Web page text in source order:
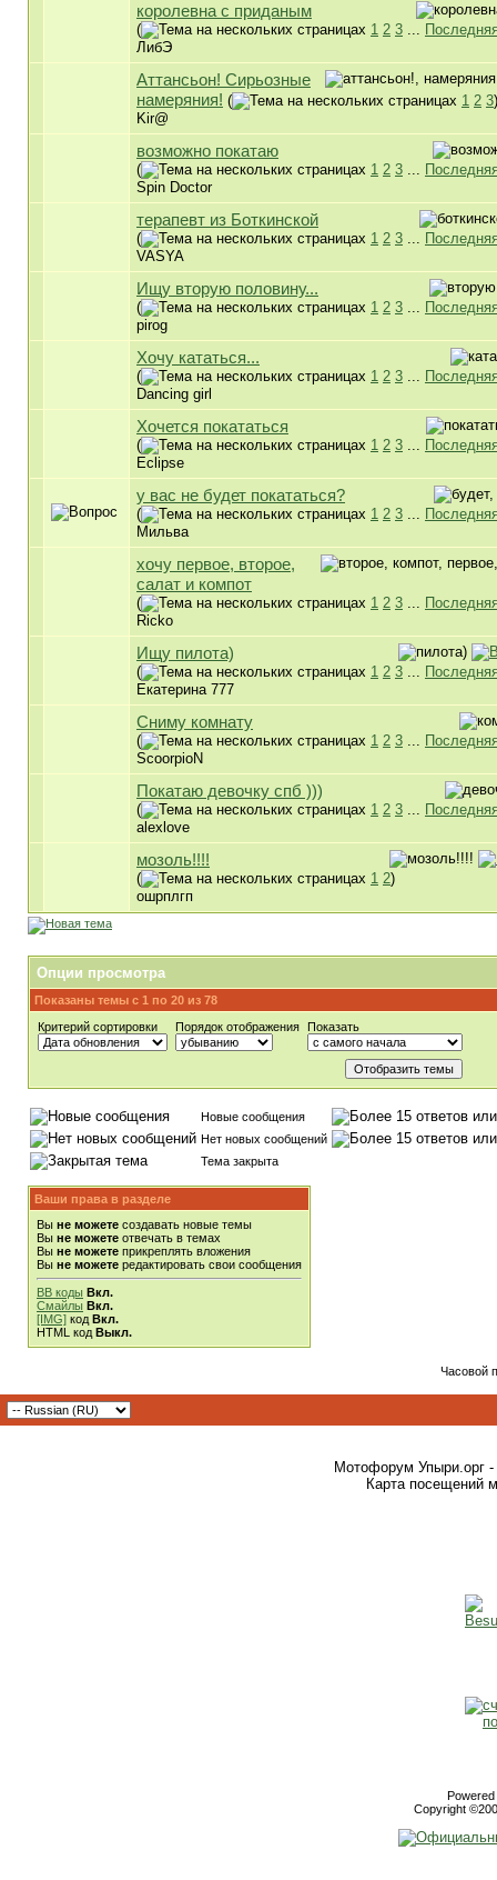
королевна с приданым
( 1 2 3 ...
ЛибЭ
Аттансьон! Сирьозные
намеряния! ( 1 2 3)
Kir@
возможно покатаю
( 1 2 3 ...
Spin Doctor
терапевт из Боткинской
( 1 2 3 ...
VASYA
Ищу вторую половину...
( 1 2 3 ...
pirog
Хочу кататься...
( 1 2 3 ...
Dancing girl
Хочется покататься
( 1 2 3 ...
Eclipse
у вас не будет покататься?
( 1 2 3 ...
Мильва
хочу первое, второе,
салат и компот
( 1 2 3 ...
Ricko
Ищу пилота)
( 1 2 3 ...
Екатерина 777
Сниму комнату
( 1 2 3 ...
ScoorpioN
Покатаю девочку спб )))
( 1 2 3 ...
alexlove
мозоль!!!!
( 1 2)
ошрплгп
Опции просмотра
Показаны темы с 1 по 20 из 78
Критерий сортировки
Порядок отображения Показать
Новые сообщения
Нет новых сообщений
Тема закрыта
Ваши права в разделе
Вы не можете создавать новые темы
Вы не можете отвечать в темах
Вы не можете прикреплять вложения
Вы не можете редактировать свои сообщения
BB коды Вкл.
Смайлы Вкл.
[IMG] код Вкл.
HTML код Выкл.
Часовой
Мотофорум Упыри.орг -
Карта посещений
Copyright